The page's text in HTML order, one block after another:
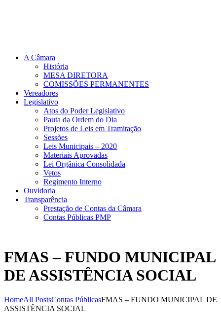
A Câmara
História
MESA DIRETORA
COMISSÕES PERMANENTES
Vereadores
Legislativo
Atos do Poder Legislativo
Pauta da Ordem do Dia
Projetos de Leis em Tramitação
Sessões
Leis Municipais – 2020
Materiais Aprovadas
Lei Orgânica Consolidada
Vetos
Regimento Interno
Ouvidoria
Transparência
Prestação de Contas da Câmara
Contas Públicas PMP
FMAS – FUNDO MUNICIPAL
DE ASSISTÊNCIA SOCIAL
HomeAll PostsContas PúblicasFMAS – FUNDO MUNICIPAL DE
ASSISTÊNCIA SOCIAL